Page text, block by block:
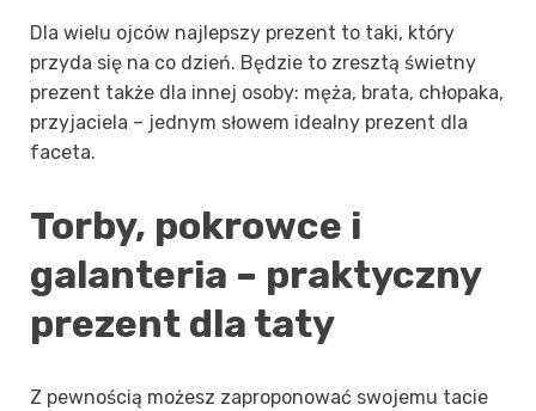
Dla wielu ojców najlepszy prezent to taki, który
przyda się na co dzień. Będzie to zresztą świetny
prezent także dla innej osoby: męża, brata, chłopaka,
przyjaciela – jednym słowem idealny prezent dla
faceta.
Torby, pokrowce i
galanteria – praktyczny
prezent dla taty
Z pewnością możesz zaproponować swojemu tacie